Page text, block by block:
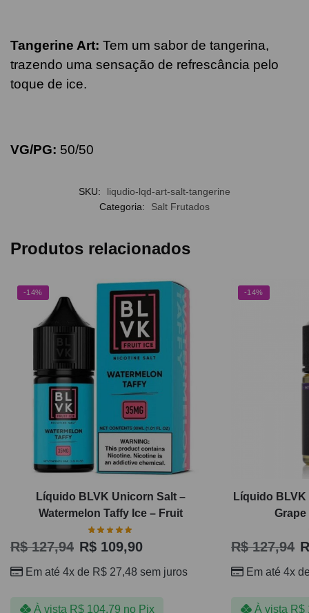
Tangerine Art: Tem um sabor de tangerina,
trazendo uma sensação de refrescância pelo
toque de ice.
VG/PG: 50/50
SKU:
liqudio-lqd-art-salt-tangerine
Categoria:
Salt Frutados
Produtos relacionados
-14%
Líquido BLVK Unicorn Salt –
Watermelon Taffy Ice – Fruit
R$127,94 R$ 109,90
Em até 4x de R$ 27,48 sem juros
À vista R$104,79 no Pix
-14%
Líquido
R$127,94
Em até 4x
À vista R$